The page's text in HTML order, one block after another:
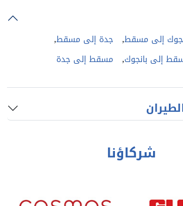
إلى مسقط, جدة إلى مسقط,
إلى بانجوك, مسقط إلى جدة
شركاؤنا